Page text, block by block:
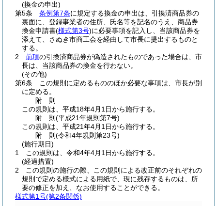
(換金の申出)
第5条
条例第7条に規定する換金の申出は、引換済商品券の
裏面に、登録事業者の住所、氏名等を記名のうえ、商品券
換金申請書(様式第3号)に必要事項を記入し、当該商品券を
添えて、さぬき市商工会を経由して市長に提出するものと
する。
2
前項の引換済商品券が偽造されたものであった場合は、市
長は、当該商品券の換金を行わない。
(その他)
第6条
この規則に定めるもののほか必要な事項は、市長が別
に定める。
附 則
この規則は、平成18年4月1日から施行する。
附 則(平成21年規則第7号)
この規則は、平成21年4月1日から施行する。
附 則(令和4年規則第23号)
(施行期日)
1
この規則は、令和4年4月1日から施行する。
(経過措置)
2
この規則の施行の際、この規則による改正前のそれぞれの
規則で定める様式による用紙で、現に残存するものは、所
要の修正を加え、なお使用することができる。
様式第1号(第2条関係)